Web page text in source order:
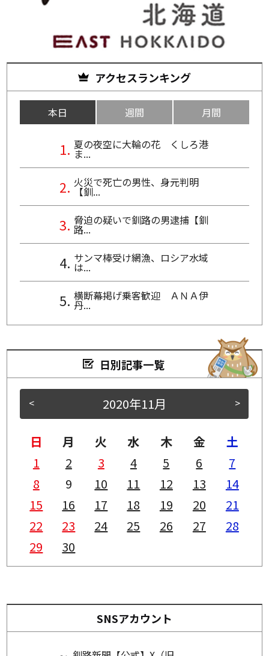
アクセスランキング
本日 週間 月間
夏の夜空に大輪の花 くしろ港
ま...
火災で死亡の男性、身元判明
【釧...
脅迫の疑いで釧路の男逮捕【釧
路...
サンマ棒受け網漁、ロシア水域
は...
横断幕掲げ乗客歓迎 ＡＮＡ伊
丹...
日別記事一覧
< >
2020年11月
日 月 火 水 木 金
土
1
2 3 4 5 6
7
8
9 10 11 12 13
14
15
16 17 18 19 20
21
22
23 24 25 26 27
28
29
30
SNSアカウント